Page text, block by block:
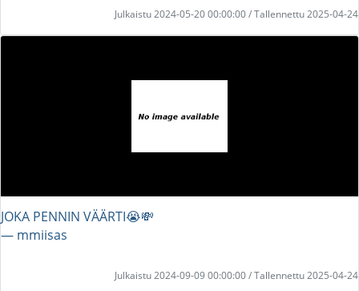
Julkaistu 2024-05-20 00:00:00 / Tallennettu 2025-04-24
JOKA PENNIN VÄÄRTI😭💸
― mmiisas
Julkaistu 2024-09-09 00:00:00 / Tallennettu 2025-04-24